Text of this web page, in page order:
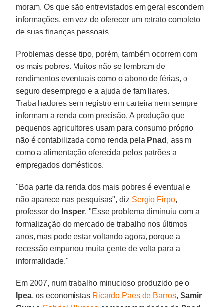
moram. Os que são entrevistados em geral escondem
informações, em vez de oferecer um retrato completo
de suas finanças pessoais.
Problemas desse tipo, porém, também ocorrem com
os mais pobres. Muitos não se lembram de
rendimentos eventuais como o abono de férias, o
seguro desemprego e a ajuda de familiares.
Trabalhadores sem registro em carteira nem sempre
informam a renda com precisão. A produção que
pequenos agricultores usam para consumo próprio
não é contabilizada como renda pela Pnad , assim
como a alimentação oferecida pelos patrões a
empregados domésticos.
"Boa parte da renda dos mais pobres é eventual e
não aparece nas pesquisas", diz Sergio Firpo,
professor do Insper. "Esse problema diminuiu com a
formalização do mercado de trabalho nos últimos
anos, mas pode estar voltando agora, porque a
recessão empurrou muita gente de volta para a
informalidade."
Em 2007, num trabalho minucioso produzido pelo
Ipea, os economistas Ricardo Paes de Barros,Samir